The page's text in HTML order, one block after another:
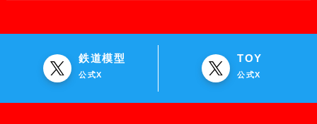
鉄道模型
公式X
TOY
公式X